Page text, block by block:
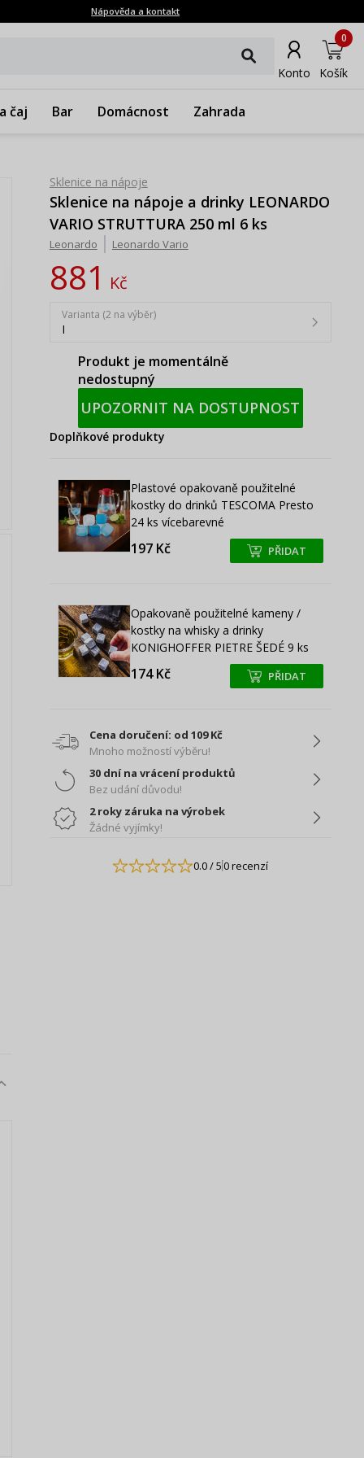
Nápověda a kontakt
Konto Košík
0
čaj Bar Domácnost Zahrada
Sklenice na nápoje
Sklenice na nápoje a drinky LEONARDO
VARIO STRUTTURA 250 ml 6 ks
Leonardo Leonardo Vario
881Kč
Varianta (2 na výběr)
I
Produkt je momentálně
nedostupný
UPOZORNIT NA DOSTUPNOST
Doplňkové produkty
Plastové opakovaně použitelné
kostky do drinků TESCOMA Presto
24 ks vícebarevné
197 Kč +
+ PŘIDAT
Opakovaně použitelné kameny /
kostky na whisky a drinky
KONIGHOFFER PIETRE ŠEDÉ 9 ks
174 Kč +
+ PŘIDAT
Cena doručení: od 109 Kč
Mnoho možností výběru!
30 dní na vrácení produktů
Bez udání důvodu!
2 roky záruka na výrobek
Žádné vyjímky!
0.0/ 50 recenzí